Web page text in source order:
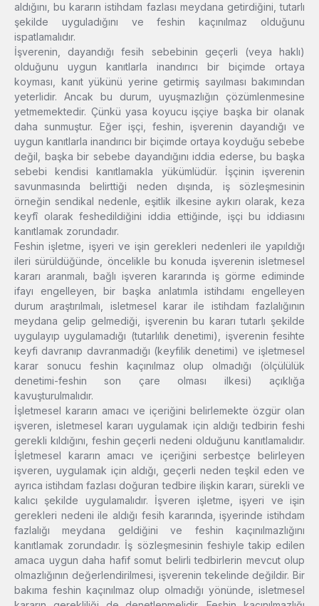
aldığını, bu kararın istihdam fazlası meydana getirdiğini, tutarlı
şekilde uyguladığını ve feshin kaçınılmaz olduğunu
ispatlamalıdır.
İşverenin, dayandığı fesih sebebinin geçerli (veya haklı)
olduğunu uygun kanıtlarla inandırıcı bir biçimde ortaya
koyması, kanıt yükünü yerine getirmiş sayılması bakımından
yeterlidir. Ancak bu durum, uyuşmazlığın çözümlenmesine
yetmemektedir. Çünkü yasa koyucu işçiye başka bir olanak
daha sunmuştur. Eğer işçi, feshin, işverenin dayandığı ve
uygun kanıtlarla inandırıcı bir biçimde ortaya koyduğu sebebe
değil, başka bir sebebe dayandığını iddia ederse, bu başka
sebebi kendisi kanıtlamakla yükümlüdür. İşçinin işverenin
savunmasında belirttiği neden dışında, iş sözleşmesinin
örneğin sendikal nedenle, eşitlik ilkesine aykırı olarak, keza
keyfî olarak feshedildiğini iddia ettiğinde, işçi bu iddiasını
kanıtlamak zorundadır.
Feshin işletme, işyeri ve işin gerekleri nedenleri ile yapıldığı
ileri sürüldüğünde, öncelikle bu konuda işverenin isletmesel
kararı aranmalı, bağlı işveren kararında iş görme ediminde
ifayı engelleyen, bir başka anlatımla istihdamı engelleyen
durum araştırılmalı, isletmesel karar ile istihdam fazlalığının
meydana gelip gelmediği, işverenin bu kararı tutarlı şekilde
uygulayıp uygulamadığı (tutarlılık denetimi), işverenin fesihte
keyfi davranıp davranmadığı (keyfilik denetimi) ve işletmesel
karar sonucu feshin kaçınılmaz olup olmadığı (ölçülülük
denetimi-feshin son çare olması ilkesi) açıklığa
kavuşturulmalıdır.
İşletmesel kararın amacı ve içeriğini belirlemekte özgür olan
işveren, isletmesel kararı uygulamak için aldığı tedbirin feshi
gerekli kıldığını, feshin geçerli nedeni olduğunu kanıtlamalıdır.
İşletmesel kararın amacı ve içeriğini serbestçe belirleyen
işveren, uygulamak için aldığı, geçerli neden teşkil eden ve
ayrıca istihdam fazlası doğuran tedbire ilişkin kararı, sürekli ve
kalıcı şekilde uygulamalıdır. İşveren işletme, işyeri ve işin
gerekleri nedeni ile aldığı fesih kararında, işyerinde istihdam
fazlalığı meydana geldiğini ve feshin kaçınılmazlığını
kanıtlamak zorundadır. İş sözleşmesinin feshiyle takip edilen
amaca uygun daha hafif somut belirli tedbirlerin mevcut olup
olmazlığının değerlendirilmesi, işverenin tekelinde değildir. Bir
bakıma feshin kaçınılmaz olup olmadığı yönünde, isletmesel